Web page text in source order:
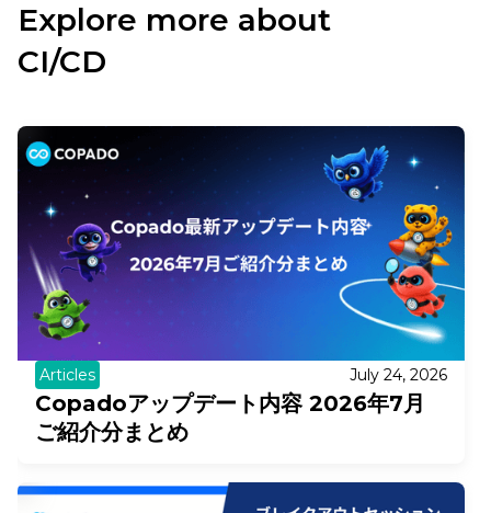
Explore more about
CI/CD
Articles July 24, 2026
Copadoアップデート内容 2026年7月
ご紹介分まとめ